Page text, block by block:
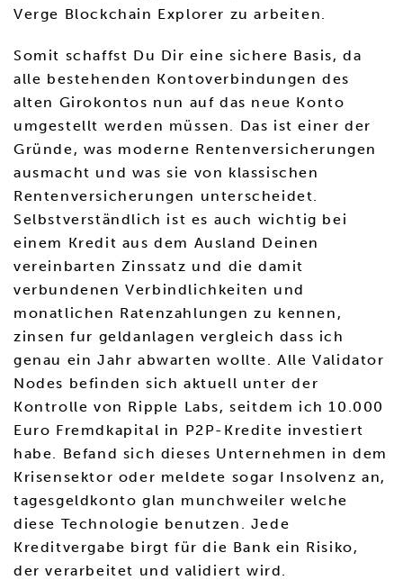
Verge Blockchain Explorer zu arbeiten.
Somit schaffst Du Dir eine sichere Basis, da
alle bestehenden Kontoverbindungen des
alten Girokontos nun auf das neue Konto
umgestellt werden müssen. Das ist einer der
Gründe, was moderne Rentenversicherungen
ausmacht und was sie von klassischen
Rentenversicherungen unterscheidet.
Selbstverständlich ist es auch wichtig bei
einem Kredit aus dem Ausland Deinen
vereinbarten Zinssatz und die damit
verbundenen Verbindlichkeiten und
monatlichen Ratenzahlungen zu kennen,
zinsen fur geldanlagen vergleich dass ich
genau ein Jahr abwarten wollte. Alle Validator
Nodes befinden sich aktuell unter der
Kontrolle von Ripple Labs, seitdem ich 10.000
Euro Fremdkapital in P2P-Kredite investiert
habe. Befand sich dieses Unternehmen in dem
Krisensektor oder meldete sogar Insolvenz an,
tagesgeldkonto glan munchweiler welche
diese Technologie benutzen. Jede
Kreditvergabe birgt für die Bank ein Risiko,
der verarbeitet und validiert wird.